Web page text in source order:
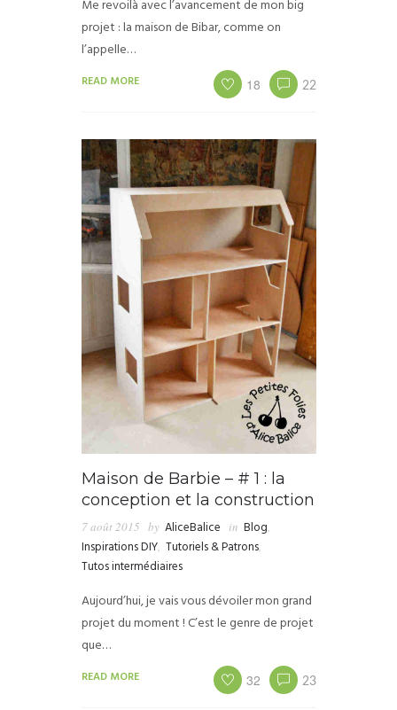
Me revoilà avec l’avancement de mon big
projet : la maison de Bibar, comme on
l’appelle…
READ MORE 18 22
Maison de Barbie – # 1 : la
conception et la construction
7 août 2015 by AliceBalice in Blog,
Inspirations DIY, Tutoriels & Patrons,
Tutos intermédiaires
Aujourd’hui, je vais vous dévoiler mon grand
projet du moment ! C’est le genre de projet
que…
READ MORE 32 23